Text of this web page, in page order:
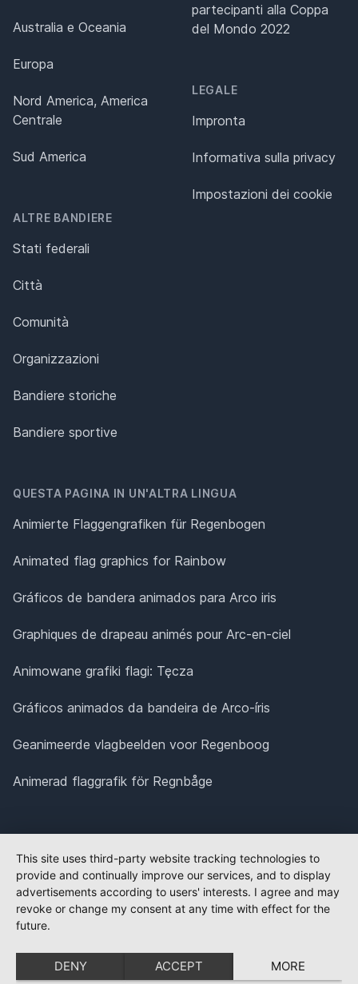
Australia e Oceania
Europa
Nord America, America
Centrale
Sud America
ALTRE BANDIERE
Stati federali
Città
Comunità
Organizzazioni
Bandiere storiche
Bandiere sportive
partecipanti alla Coppa
del Mondo 2022
LEGALE
Impronta
Informativa sulla privacy
Impostazioni dei cookie
QUESTA PAGINA IN UN'ALTRA LINGUA
Animierte Flaggengrafiken für Regenbogen
Animated flag graphics for Rainbow
Gráficos de bandera animados para Arco iris
Graphiques de drapeau animés pour Arc-en-ciel
Animowane grafiki flagi: Tęcza
Gráficos animados da bandeira de Arco-íris
Geanimeerde vlagbeelden voor Regenboog
Animerad flaggrafik för Regnbåge
This site uses third-party website tracking technologies to
provide and continually improve our services, and to display
advertisements according to users' interests. I agree and may
revoke or change my consent at any time with effect for the
future.
DENY ACCEPT MORE